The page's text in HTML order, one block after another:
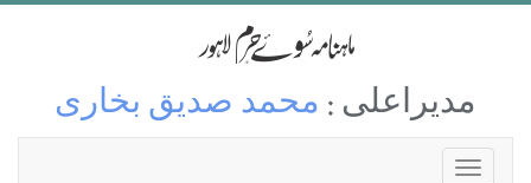
مدیراعلی : محمد صدیق بخاری